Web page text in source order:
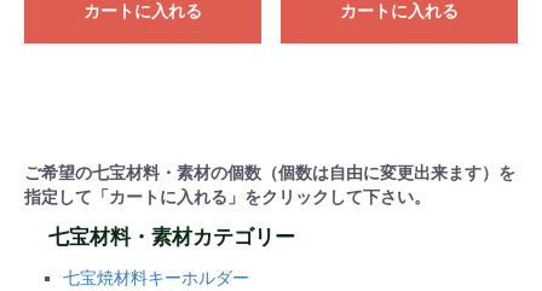
カートに入れる カートに入れる
ご希望の七宝材料・素材の個数（個数は自由に変更出来ます）を
指定して「カートに入れる」をクリックして下さい。
七宝材料・素材カテゴリー
七宝焼材料キーホルダー